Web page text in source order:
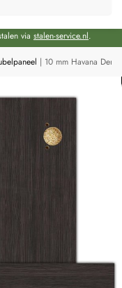
via stalen-service.nl.
| 10 mm Havana Den